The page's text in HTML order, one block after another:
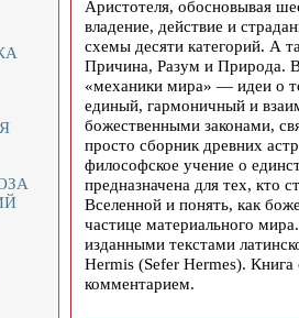
Аристотеля, обосновывая
владение, действие и
схемы десяти категорий. А
Причина, Разум и Природа.
«механики мира» — идеи о
единый, гармоничный и
божественными законами,
просто сборник древних
философское учение о
предназначена для тех, кто
Вселенной и понять, как
частице материального
изданными текстами
Hermis (Sefer Hermes).
комментарием.